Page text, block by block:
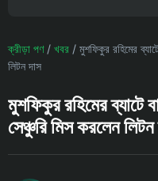
ক্রীড়া পণ/ খবর / মুশফিকুর রহিমের
লিটন দাস
মুশফিকুর রহিমের ব্যাটে
সেঞ্চুরি মিস করলেন লিটন